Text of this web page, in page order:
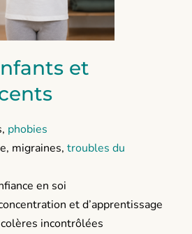
et
phobies
migraines, troubles du
en soi
et d’apprentissage
incontrôlées